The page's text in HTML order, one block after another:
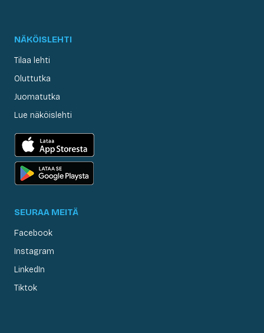
NÄKÖISLEHTI
Tilaa lehti
Oluttutka
Juomatutka
Lue näköislehti
SEURAA MEITÄ
Facebook
Instagram
LinkedIn
Tiktok